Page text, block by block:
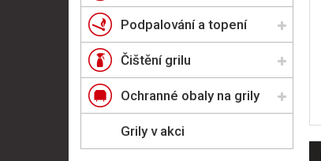
Podpalování a topení
Čištění grilu
Ochranné obaly na grily
Grily v akci